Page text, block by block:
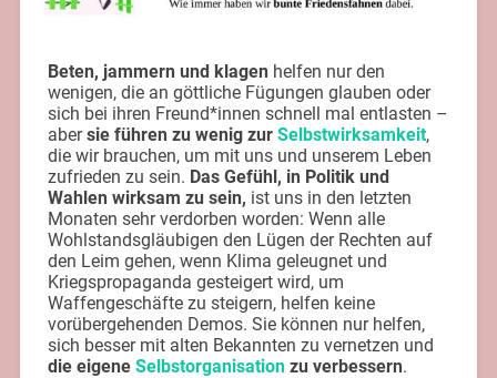
Beten, jammern und klagenhelfen nur den
wenigen, die an göttliche Fügungen glauben oder
sich bei ihren Freund*innen schnell mal entlasten –
abersie führen zu wenig zur Selbstwirksamkeit,
die wir brauchen, um mit uns und unserem Leben
zufrieden zu sein. Das Gefühl, in Politik und
Wahlen wirksam zu sein, ist uns in den letzten
Monaten sehr verdorben worden: Wenn alle
Wohlstandsgläubigen den Lügen der Rechten auf
den Leim gehen, wenn Klima geleugnet und
Kriegspropaganda gesteigert wird, um
Waffengeschäfte zu steigern, helfen keine
vorübergehenden Demos. Sie können nur helfen,
sich besser mit alten Bekannten zu vernetzen und
die eigene Selbstorganisationzu verbessern.